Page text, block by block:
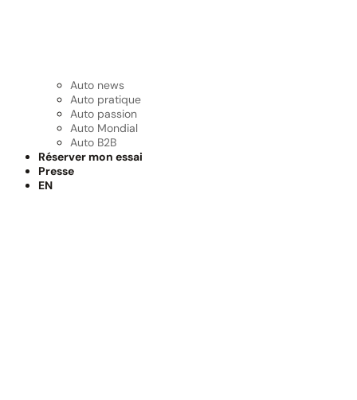
Auto news
Auto pratique
Auto passion
Auto Mondial
Auto B2B
Réserver mon essai
Presse
EN